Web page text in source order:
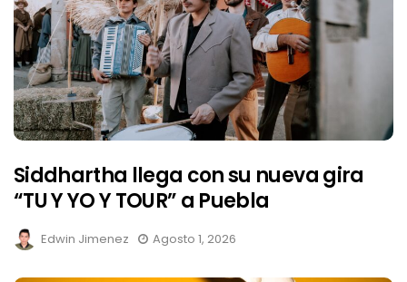
Siddhartha llega con su nueva gira
“TU Y YO Y TOUR” a Puebla
Edwin Jimenez Agosto 1, 2026